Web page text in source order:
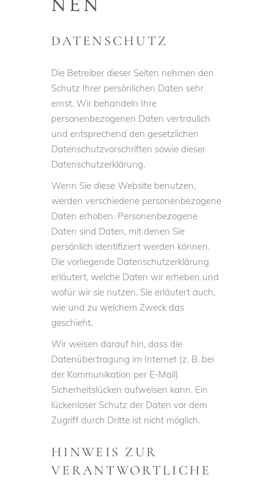
NEN
DATENSCHUTZ
Die Betreiber dieser Seiten nehmen den
Schutz Ihrer persönlichen Daten sehr
ernst. Wir behandeln Ihre
personenbezogenen Daten vertraulich
und entsprechend den gesetzlichen
Datenschutzvorschriften sowie dieser
Datenschutzerklärung.
Wenn Sie diese Website benutzen,
werden verschiedene personenbezogene
Daten erhoben. Personenbezogene
Daten sind Daten, mit denen Sie
persönlich identifiziert werden können.
Die vorliegende Datenschutzerklärung
erläutert, welche Daten wir erheben und
wofür wir sie nutzen. Sie erläutert auch,
wie und zu welchem Zweck das
geschieht.
Wir weisen darauf hin, dass die
Datenübertragung im Internet (z. B. bei
der Kommunikation per E-Mail)
Sicherheitslücken aufweisen kann. Ein
lückenloser Schutz der Daten vor dem
Zugriff durch Dritte ist nicht möglich.
HINWEIS ZUR
VERANTWORTLICHE